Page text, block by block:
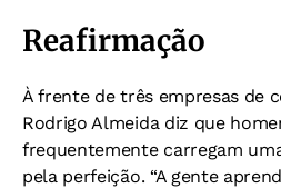
Reafirmação
À frente de três empresas de
Rodrigo Almeida diz que
frequentemente carregam
pela perfeição. “A gente